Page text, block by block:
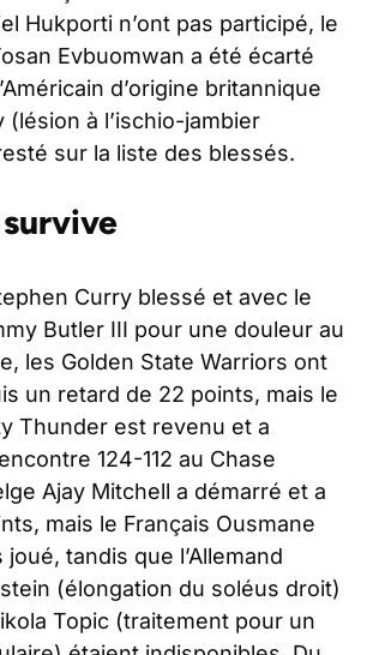
Hukporti n’ont pas participé, le
Evbuomwan a été écarté
d’origine britannique
(lésion à l’ischio-jambier
sur la liste des blessés.
Curry blessé et avec le
Butler III pour une douleur au
les Golden State Warriors ont
un retard de 22 points, mais le
Thunder est revenu et a
124-112 au Chase
Ajay Mitchell a démarré et a
mais le Français Ousmane
joué, tandis que l’Allemand
(élongation du soléus droit)
Topic (traitement pour un